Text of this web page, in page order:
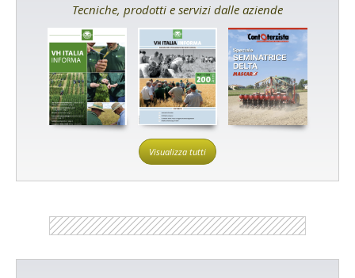
Tecniche, prodotti e servizi dalle aziende
Visualizza tutti